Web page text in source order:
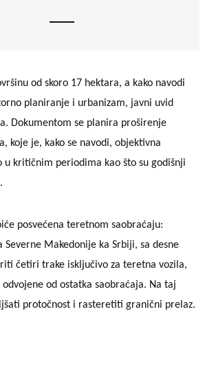
od skoro 17 hektara, a kako navodi
planiranje i urbanizam, javni uvid
Dokumentom se planira proširenje
koje je, kako se navodi, objektivna
u kritičnim periodima kao što su godišnji
posvećena teretnom saobraćaju:
Severne Makedonije ka Srbiji, sa desne
četiri trake isključivo za teretna vozila,
od ostatka saobraćaja. Na taj
protočnost i rasteretiti granični prelaz.